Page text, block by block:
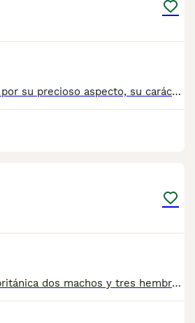
✨ Nuestros pequeños destacan por su precioso aspecto, su carácter dulce y tranquilo, y su encantadora expresión. Han sido criados en un ambiente familiar, rodeados de mucho cariño ❤️, perfectamente socializados y acostumbrados al contacto diario con personas. 💉 Se entregan con dos vacunas, dos desparasitaciones, cartilla veterinaria al día y revisión veterinaria realizada, listos para llegar a su nuevo hogar. 🏡 🐾 Los padres son ejemplares sanos, de excelente línea y con el carácter cariñoso y equilibrado que caracteriza a la raza Persa Exótico. 💖 Buscamos familias que les ofrezcan todo el amor y los cuidados que merecen. Son gatitos muy cariñosos, tranquilos y sociables, ideales para convertirse en un miembro más de la familia y llenar vuestro hogar de compañía y ternura. 🥰 📩 Si deseas más información, fotos o vídeos, no dudes en contactar. Estaremos encantados de atenderte. Solo personas realmente interesadas. 🐾💕
Estupendos cachorros de raza británica dos machos y tres hembras disponibles se entregan con todo al día .